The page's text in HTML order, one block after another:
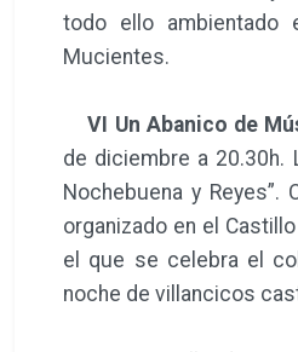
todo ello ambientado
Mucientes.
VI Un Abanico de
de diciembre a 20.30h.
Nochebuena y Reyes”.
organizado en el
el que se celebra el
noche de villancicos